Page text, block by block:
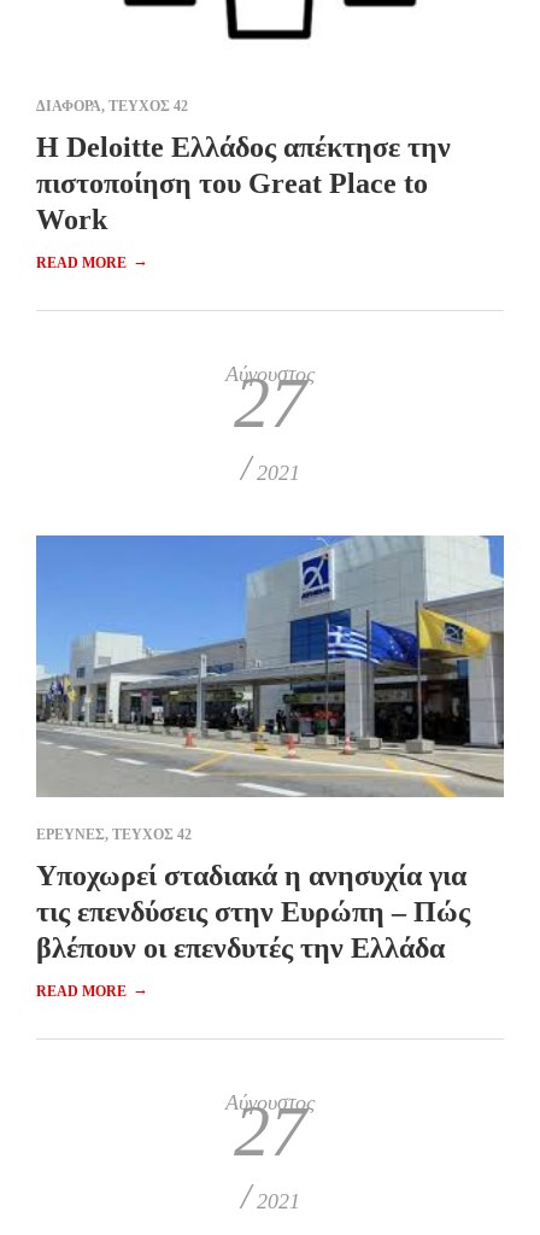
ΔΙΑΦΟΡΑ, ΤΕΥΧΟΣ 42
H Deloitte Ελλάδος απέκτησε την
πιστοποίηση του Great Place to
Work
READ MORE →
Αύγουστος
27
/ 2021
ΕΡΕΥΝΕΣ, ΤΕΥΧΟΣ 42
Υποχωρεί σταδιακά η ανησυχία για
τις επενδύσεις στην Ευρώπη – Πώς
βλέπουν οι επενδυτές την Ελλάδα
READ MORE →
Αύγουστος
27
/ 2021